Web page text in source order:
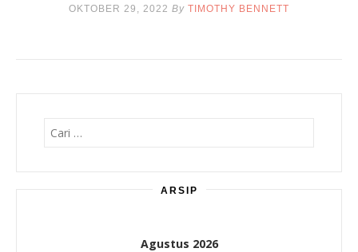
OKTOBER 29, 2022 By TIMOTHY BENNETT
Cari
untuk:
ARSIP
Agustus 2026